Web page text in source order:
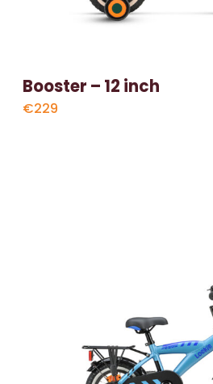
Booster – 12 inch
€229